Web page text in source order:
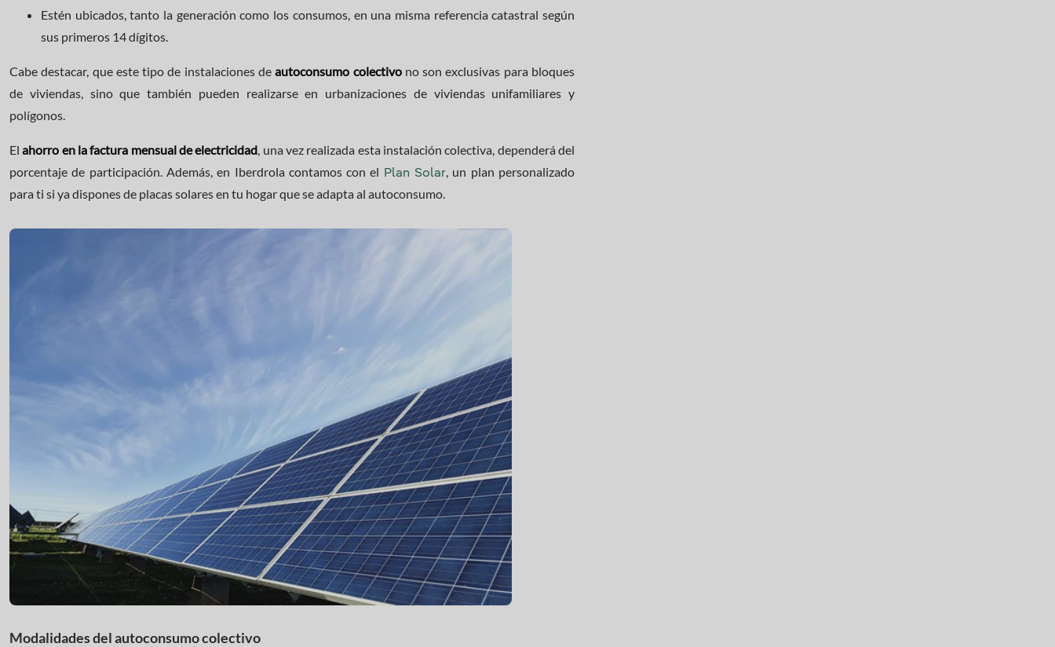
Estén ubicados, tanto la generación como los consumos, en una misma referencia catastral según
sus primeros 14 dígitos.
Cabe destacar, que este tipo de instalaciones deautoconsumo colectivono son exclusivas para bloques
de viviendas, sino que también pueden realizarse en urbanizaciones de viviendas unifamiliares y
polígonos.
Elahorro en la factura mensual de electricidad, una vez realizada esta instalación colectiva, dependerá del
porcentaje de participación. Además, en Iberdrola contamos con el Plan Solar, un plan personalizado
para ti si ya dispones de placas solares en tu hogar que se adapta al autoconsumo.
Modalidades del autoconsumo colectivo